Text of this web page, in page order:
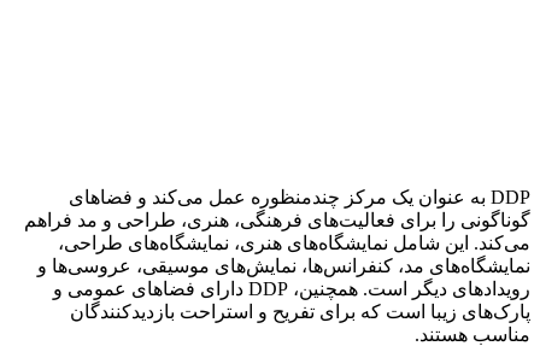
DDP به عنوان یک مرکز چندمنظوره عمل می‌کند و فضاهای
گوناگونی را برای فعالیت‌های فرهنگی، هنری، طراحی و مد فراهم
می‌کند. این شامل نمایشگاه‌های هنری، نمایشگاه‌های طراحی،
نمایشگاه‌های مد، کنفرانس‌ها، نمایش‌های موسیقی، عروسی‌ها و
رویدادهای دیگر است. همچنین، DDP دارای فضاهای عمومی و
پارک‌های زیبا است که برای تفریح و استراحت بازدیدکنندگان
مناسب هستند.